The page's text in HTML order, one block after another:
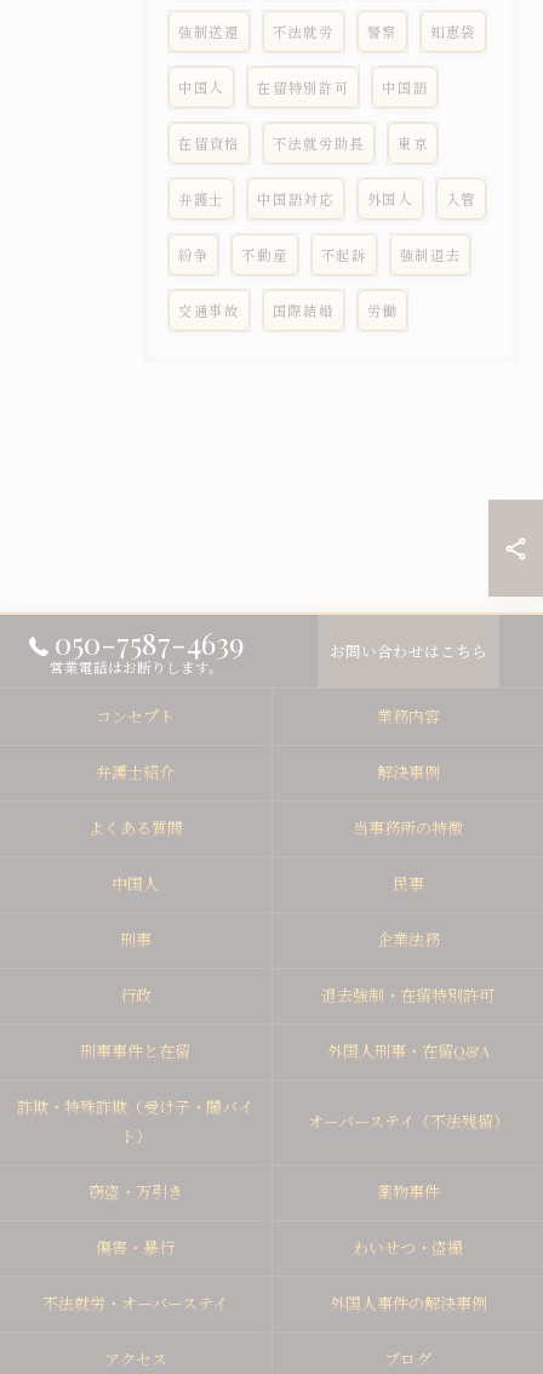
強制送還 不法就労 警察 知恵袋
中国人 在留特別許可 中国語
在留資格 不法就労助長 東京
弁護士 中国語対応 外国人 入管
紛争 不動産 不起訴 強制退去
交通事故 国際結婚 労働
050-7587-4639
営業電話はお断りします。
お問い合わせはこちら
コンセプト 業務内容
弁護士紹介 解決事例
よくある質問 当事務所の特徴
中国人 民事
刑事 企業法務
行政 退去強制・在留特別許可
刑事事件と在留 外国人刑事・在留Q&A
詐欺・特殊詐欺（受け子・闇バイ
ト）
オーバーステイ（不法残留）
窃盗・万引き 薬物事件
傷害・暴行 わいせつ・盗撮
不法就労・オーバーステイ 外国人事件の解決事例
アクセス ブログ